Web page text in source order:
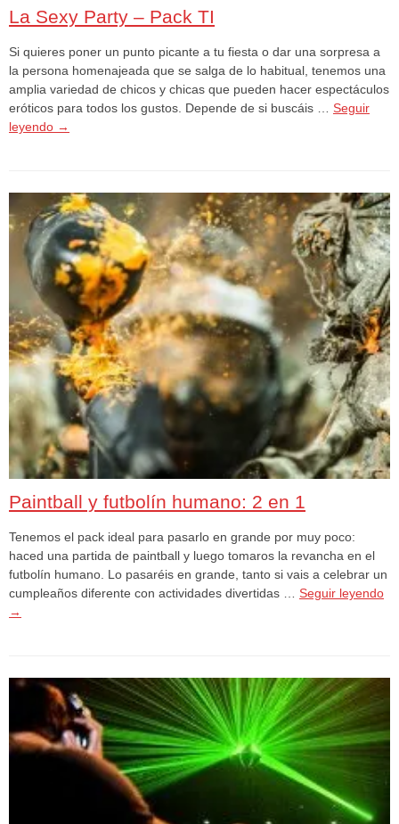
La Sexy Party – Pack TI
Si quieres poner un punto picante a tu fiesta o dar una sorpresa a
la persona homenajeada que se salga de lo habitual, tenemos una
amplia variedad de chicos y chicas que pueden hacer espectáculos
eróticos para todos los gustos. Depende de si buscáis … Seguir
leyendo →
Paintball y futbolín humano: 2 en 1
Tenemos el pack ideal para pasarlo en grande por muy poco:
haced una partida de paintball y luego tomaros la revancha en el
futbolín humano. Lo pasaréis en grande, tanto si vais a celebrar un
cumpleaños diferente con actividades divertidas … Seguir leyendo
→